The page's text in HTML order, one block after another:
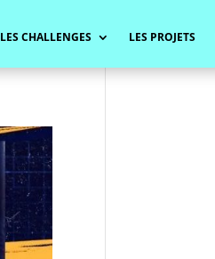
LES CHALLENGES LES PROJETS